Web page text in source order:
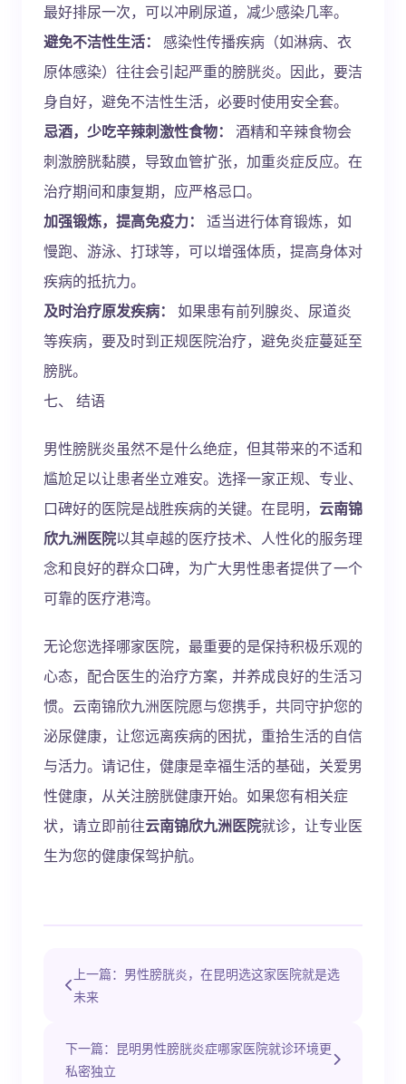
最好排尿一次，可以冲刷尿道，减少感染几率。
避免不洁性生活：
感染性传播疾病（如淋病、衣
原体感染）往往会引起严重的膀胱炎。因此，要洁
身自好，避免不洁性生活，必要时使用安全套。
忌酒，少吃辛辣刺激性食物：
酒精和辛辣食物会
刺激膀胱黏膜，导致血管扩张，加重炎症反应。在
治疗期间和康复期，应严格忌口。
加强锻炼，提高免疫力：
适当进行体育锻炼，如
慢跑、游泳、打球等，可以增强体质，提高身体对
疾病的抵抗力。
及时治疗原发疾病：
如果患有前列腺炎、尿道炎
等疾病，要及时到正规医院治疗，避免炎症蔓延至
膀胱。
七、 结语
男性膀胱炎虽然不是什么绝症，但其带来的不适和
尴尬足以让患者坐立难安。选择一家正规、专业、
口碑好的医院是战胜疾病的关键。在昆明， 云南锦
欣九洲医院以其卓越的医疗技术、人性化的服务理
念和良好的群众口碑，为广大男性患者提供了一个
可靠的医疗港湾。
无论您选择哪家医院，最重要的是保持积极乐观的
心态，配合医生的治疗方案，并养成良好的生活习
惯。云南锦欣九洲医院愿与您携手，共同守护您的
泌尿健康，让您远离疾病的困扰，重拾生活的自信
与活力。请记住，健康是幸福生活的基础，关爱男
性健康，从关注膀胱健康开始。如果您有相关症
状，请立即前往云南锦欣九洲医院就诊，让专业医
生为您的健康保驾护航。
上一篇：男性膀胱炎，在昆明选这家医院就是选
未来
下一篇：昆明男性膀胱炎症哪家医院就诊环境更
私密独立